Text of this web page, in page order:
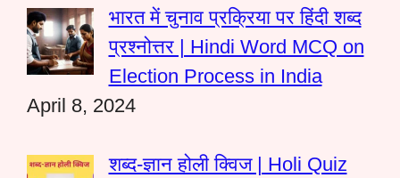
भारत में चुनाव प्रक्रिया पर हिंदी शब्द
प्रश्नोत्तर | Hindi Word MCQ on
Election Process in India
April 8, 2024
शब्द-ज्ञान होली क्विज | Holi Quiz